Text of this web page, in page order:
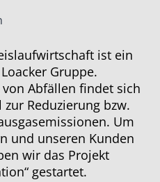
ist ein
Gruppe.
Abfällen findet sich
Reduzierung bzw.
Um
und unseren Kunden
wir das Projekt
gestartet.